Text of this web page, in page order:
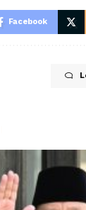
Facebook